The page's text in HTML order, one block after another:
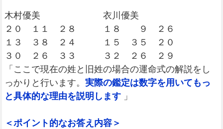
木村優美 衣川優美
２０ １１ ２８ １８ ９ ２６
１３ ３８ ２４ １５ ３５ ２０
３０ ２６ ３３ ３２ ２６ ２９
「ここで現在の姓と旧姓の場合の運命式の解説をし
っかりと行います。 実際の鑑定は数字を用いてもっ
と具体的な理由を説明します」
＜ポイント的なお答え内容＞